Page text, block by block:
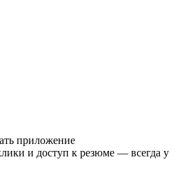
приложение
и доступ к резюме — всегда у